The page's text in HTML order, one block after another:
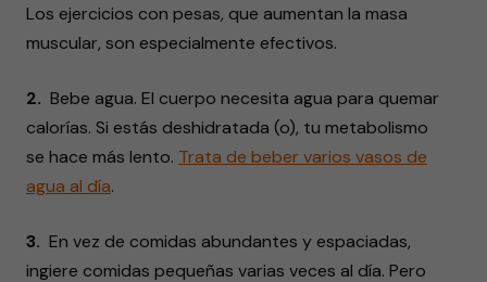
Los ejercicios con pesas, que aumentan la masa
muscular, son especialmente efectivos.
2. Bebe agua. El cuerpo necesita agua para quemar
calorías. Si estás deshidratada (o), tu metabolismo
se hace más lento. Trata de beber varios vasos de
agua al día.
3. En vez de comidas abundantes y espaciadas,
ingiere comidas pequeñas varias veces al día. Pero